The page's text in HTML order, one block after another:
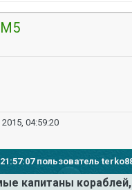
04:59:20
пользователь
капитаны кораблей,